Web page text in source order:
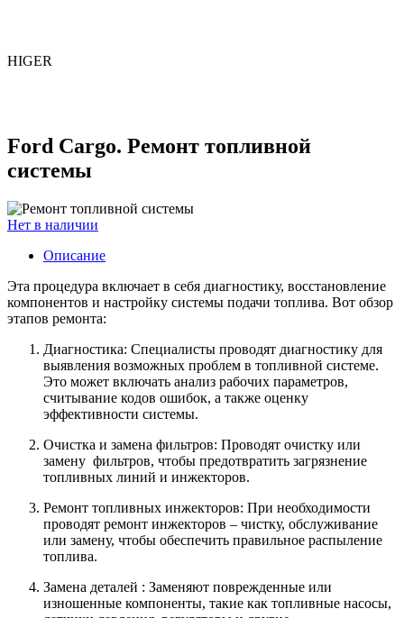
HIGER
Ford Cargo. Ремонт топливной
системы
Нет в наличии
Описание
Эта процедура включает в себя диагностику, восстановление
компонентов и настройку системы подачи топлива. Вот обзор
этапов ремонта:
Диагностика: Специалисты проводят диагностику для
выявления возможных проблем в топливной системе.
Это может включать анализ рабочих параметров,
считывание кодов ошибок, а также оценку
эффективности системы.
Очистка и замена фильтров: Проводят очистку или
замену фильтров, чтобы предотвратить загрязнение
топливных линий и инжекторов.
Ремонт топливных инжекторов: При необходимости
проводят ремонт инжекторов – чистку, обслуживание
или замену, чтобы обеспечить правильное распыление
топлива.
Замена деталей : Заменяют поврежденные или
изношенные компоненты, такие как топливные насосы,